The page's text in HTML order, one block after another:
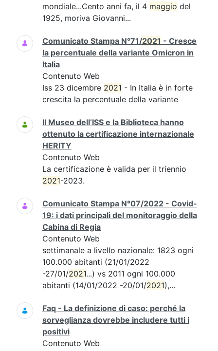
mondiale...Cento anni fa, il 4 maggio del
1925, moriva Giovanni...
Comunicato Stampa N°71/2021 - Cresce
la percentuale della variante Omicron in
Italia
Contenuto Web
Iss 23 dicembre 2021 - In Italia è in forte
crescita la percentuale della variante
Il Museo dell’ISS e la Biblioteca hanno
ottenuto la certificazione internazionale
HERITY
Contenuto Web
La certificazione è valida per il triennio
2021-2023.
Comunicato Stampa N°07/2022 - Covid-
19: i dati principali del monitoraggio della
Cabina di Regia
Contenuto Web
settimanale a livello nazionale: 1823 ogni
100.000 abitanti (21/01/2022
-27/01/2021...) vs 2011 ogni 100.000
abitanti (14/01/2022 -20/01/2021),...
Faq - La definizione di caso: perché la
sorveglianza dovrebbe includere tutti i
positivi
Contenuto Web